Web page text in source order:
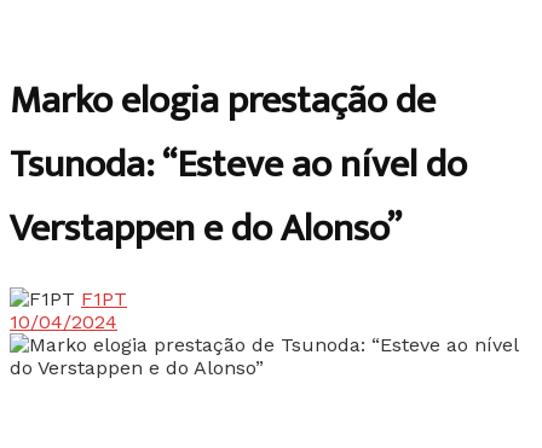
Marko elogia prestação de
Tsunoda: “Esteve ao nível do
Verstappen e do Alonso”
F1PT
10/04/2024